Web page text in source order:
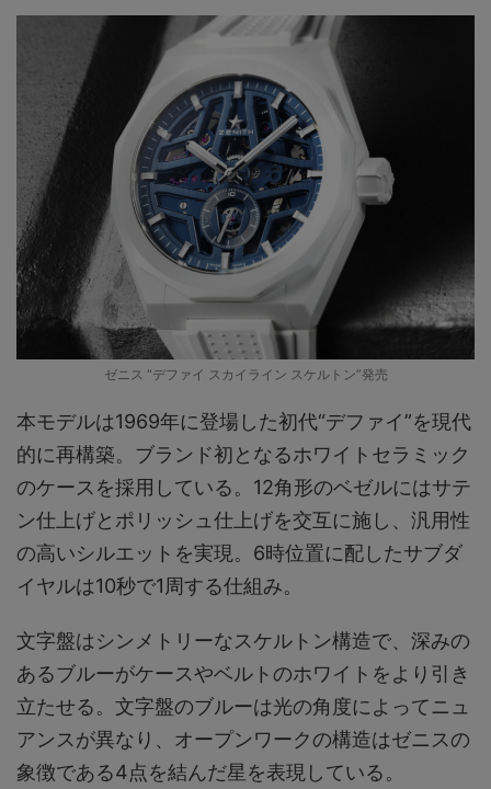
ゼニス “デファイ スカイライン スケルトン”発売
本モデルは1969年に登場した初代“デファイ”を現代
的に再構築。ブランド初となるホワイトセラミック
のケースを採用している。12角形のベゼルにはサテ
ン仕上げとポリッシュ仕上げを交互に施し、汎用性
の高いシルエットを実現。6時位置に配したサブダ
イヤルは10秒で1周する仕組み。
文字盤はシンメトリーなスケルトン構造で、深みの
あるブルーがケースやベルトのホワイトをより引き
立たせる。文字盤のブルーは光の角度によってニュ
アンスが異なり、オープンワークの構造はゼニスの
象徴である4点を結んだ星を表現している。